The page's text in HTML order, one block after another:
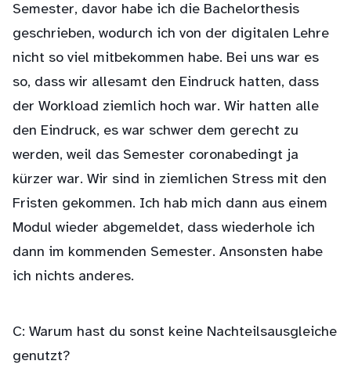
Semester, davor habe ich die Bachelorthesis
geschrieben, wodurch ich von der digitalen Lehre
nicht so viel mitbekommen habe. Bei uns war es
so, dass wir allesamt den Eindruck hatten, dass
der Workload ziemlich hoch war. Wir hatten alle
den Eindruck, es war schwer dem gerecht zu
werden, weil das Semester coronabedingt ja
kürzer war. Wir sind in ziemlichen Stress mit den
Fristen gekommen. Ich hab mich dann aus einem
Modul wieder abgemeldet, dass wiederhole ich
dann im kommenden Semester. Ansonsten habe
ich nichts anderes.
C: Warum hast du sonst keine Nachteilsausgleiche
genutzt?